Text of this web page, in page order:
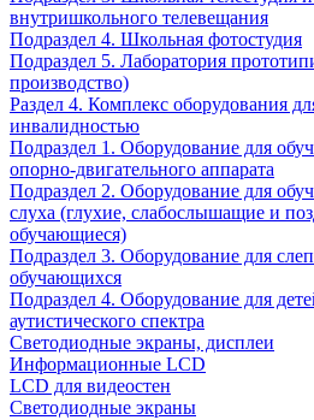
внутришкольного телевещания
Подраздел 4. Школьная фотостудия
Подраздел 5. Лаборатория
производство)
Раздел 4. Комплекс оборудования
инвалидностью
Подраздел 1. Оборудование для
опорно-двигательного аппарата
Подраздел 2. Оборудование для
слуха (глухие, слабослышащие и
обучающиеся)
Подраздел 3. Оборудование для
обучающихся
Подраздел 4. Оборудование для
аутистического спектра
Светодиодные экраны, дисплеи
Информационные LCD
LCD для видеостен
Светодиодные экраны